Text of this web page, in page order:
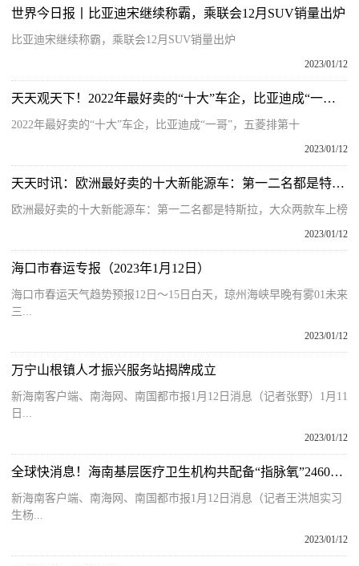
世界今日报丨比亚迪宋继续称霸，乘联会12月SUV销量出炉
比亚迪宋继续称霸，乘联会12月SUV销量出炉
2023/01/12
天天观天下！2022年最好卖的“十大”车企，比亚迪成“一哥”，五菱排第十
2022年最好卖的“十大”车企，比亚迪成“一哥”，五菱排第十
2023/01/12
天天时讯：欧洲最好卖的十大新能源车：第一二名都是特斯拉，大众两款车上榜
欧洲最好卖的十大新能源车：第一二名都是特斯拉，大众两款车上榜
2023/01/12
海口市春运专报（2023年1月12日）
海口市春运天气趋势预报12日～15日白天，琼州海峡早晚有雾01未来
三...
2023/01/12
万宁山根镇人才振兴服务站揭牌成立
新海南客户端、南海网、南国都市报1月12日消息（记者张野）1月11
日...
2023/01/12
全球快消息！海南基层医疗卫生机构共配备“指脉氧”24609个 103人因监测异常及时转诊
新海南客户端、南海网、南国都市报1月12日消息（记者王洪旭实习
生杨...
2023/01/12